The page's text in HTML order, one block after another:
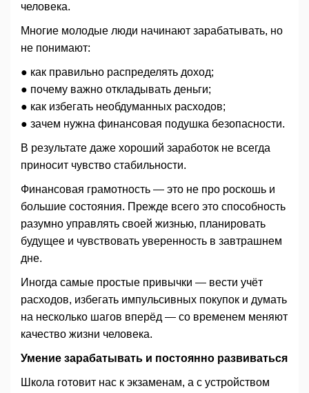
человека.
Многие молодые люди начинают зарабатывать, но
не понимают:
● как правильно распределять доход;
● почему важно откладывать деньги;
● как избегать необдуманных расходов;
● зачем нужна финансовая подушка безопасности.
В результате даже хороший заработок не всегда
приносит чувство стабильности.
Финансовая грамотность — это не про роскошь и
большие состояния. Прежде всего это способность
разумно управлять своей жизнью, планировать
будущее и чувствовать уверенность в завтрашнем
дне.
Иногда самые простые привычки — вести учёт
расходов, избегать импульсивных покупок и думать
на несколько шагов вперёд — со временем меняют
качество жизни человека.
Умение зарабатывать и постоянно развиваться
Школа готовит нас к экзаменам, а с устройством